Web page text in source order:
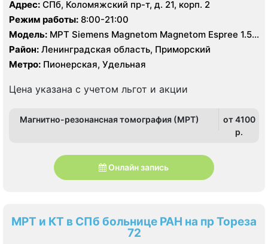
Адрес: СПб, Коломяжский пр-т, д. 21, корп. 2
Режим работы: 8:00-21:00
Модель: МРТ Siemens Magnetom Magnetom Espree 1.5
Тесла, КТ Philips Ingenuity Elite 128 срезов
Район: Ленинградская область, Приморский
Метро: Пионерская, Удельная
Цена указана с учетом льгот и акции
Магнитно-резонансная томография (МРТ)
от 4100
p.
Онлайн запись
МРТ и КТ в СПб больнице РАН на пр Тореза
72